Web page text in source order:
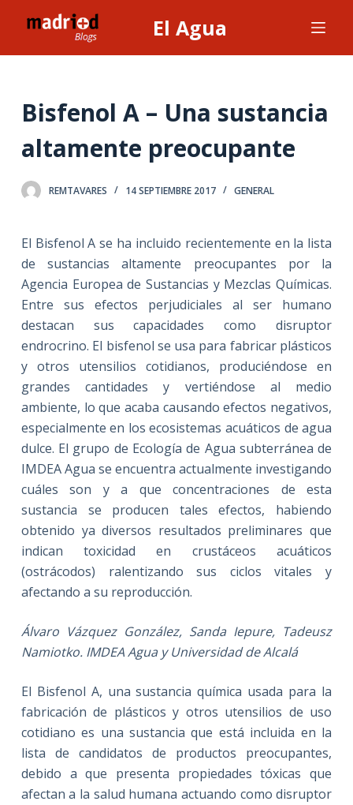
l
e
n
d
o
El Agua
Bisfenol A – Una sustancia
altamente preocupante
REMTAVARES 14 SEPTIEMBRE 2017 GENERAL
El Bisfenol A se ha incluido recientemente en la lista
de sustancias altamente preocupantes por la
Agencia Europea de Sustancias y Mezclas Químicas.
Entre sus efectos perjudiciales al ser humano
destacan sus capacidades como disruptor
endrocrino. El bisfenol se usa para fabricar plásticos
y otros utensilios cotidianos, produciéndose en
grandes cantidades y vertiéndose al medio
ambiente, lo que acaba causando efectos negativos,
especialmente en los ecosistemas acuáticos de agua
dulce. El grupo de Ecología de Agua subterránea de
IMDEA Agua se encuentra actualmente investigando
cuáles son y a que concentraciones de esta
sustancia se producen tales efectos, habiendo
obtenido ya diversos resultados preliminares que
indican toxicidad en crustáceos acuáticos
(ostrácodos) ralentizando sus ciclos vitales y
afectando a su reproducción.
Álvaro Vázquez González, Sanda Iepure, Tadeusz
Namiotko. IMDEA Agua y Universidad de Alcalá
El Bisfenol A, una sustancia química usada para la
fabricación de plásticos y otros utensilios de uso
cotidiano es una sustancia que está incluida en la
lista de candidatos de productos preocupantes,
debido a que presenta propiedades tóxicas que
afectan a la salud humana actuando como disruptor